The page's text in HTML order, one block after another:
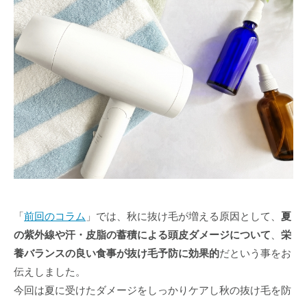
「前回のコラム 」では、秋に抜け毛が増える原因として、 夏
の紫外線や汗・皮脂の蓄積による頭皮ダメージについて
栄
養バランスの良い食事が抜け毛予防に効果的だという事をお
伝えしました。
今回は夏に受けたダメージをしっかりケアし秋の抜け毛を防